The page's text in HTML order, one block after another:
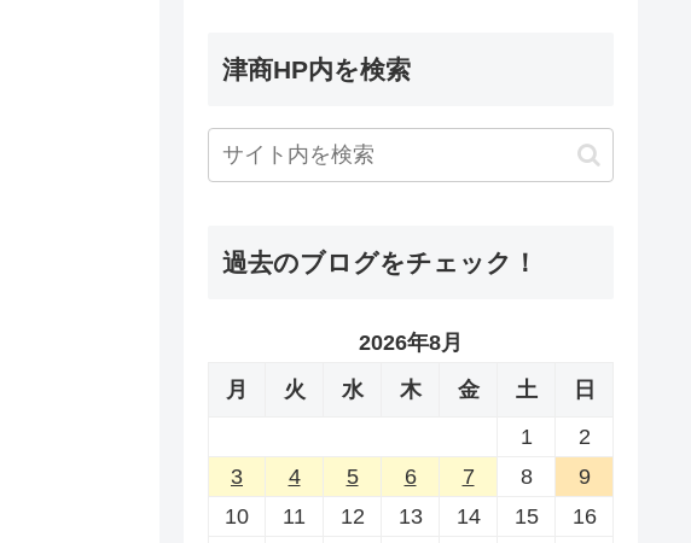
津商HP内を検索
過去のブログをチェック！
2026年8月
月
火 水 木 金 土
日
1
2
3
4 5 6 7 8
9
10
11 12 13 14 15
16